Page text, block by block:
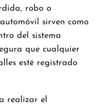
robo o
sirven como
del sistema
que cualquier
esté registrado
realizar el